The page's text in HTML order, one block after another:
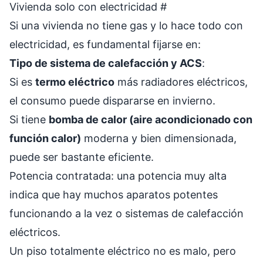
Vivienda solo con electricidad #
Si una vivienda no tiene gas y lo hace todo con
electricidad, es fundamental fijarse en:
Tipo de sistema de calefacción y ACS:
Si es termo eléctrico más radiadores eléctricos,
el consumo puede dispararse en invierno.
Si tiene bomba de calor (aire acondicionado con
función calor) moderna y bien dimensionada,
puede ser bastante eficiente.
Potencia contratada: una potencia muy alta
indica que hay muchos aparatos potentes
funcionando a la vez o sistemas de calefacción
eléctricos.
Un piso totalmente eléctrico no es malo, pero